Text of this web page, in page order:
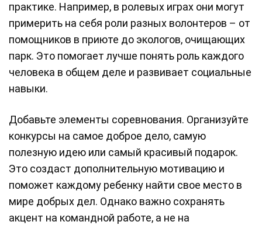
практике. Например, в ролевых играх они могут
примерить на себя роли разных волонтеров – от
помощников в приюте до экологов, очищающих
парк. Это помогает лучше понять роль каждого
человека в общем деле и развивает социальные
навыки.
Добавьте элементы соревнования. Организуйте
конкурсы на самое доброе дело, самую
полезную идею или самый красивый подарок.
Это создаст дополнительную мотивацию и
поможет каждому ребенку найти свое место в
мире добрых дел. Однако важно сохранять
акцент на командной работе, а не на